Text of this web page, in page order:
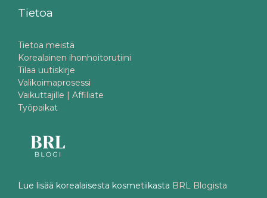
Tietoa
Tietoa meistä
Korealainen ihonhoitorutiini
Tilaa uutiskirje
Valikoimaprosessi
Vaikuttajille | Affiliate
Työpaikat
Lue lisää korealaisesta kosmetiikasta BRL Blogista